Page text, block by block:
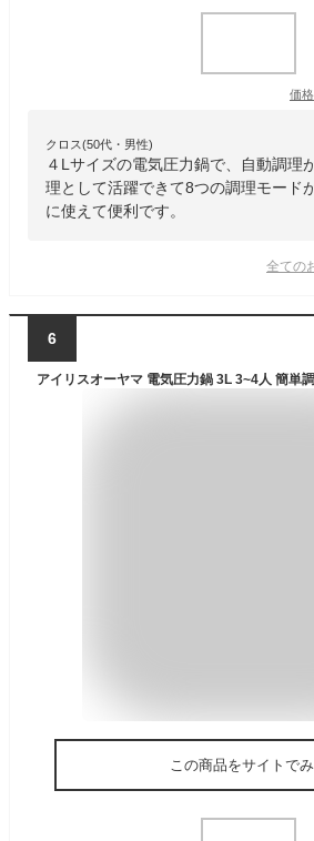
価
クロス(50代・男性)
４Lサイズの電気圧力鍋で、自動調理
理として活躍できて8つの調理モード
に使えて便利です。
全ての
6
この商品をサイトで